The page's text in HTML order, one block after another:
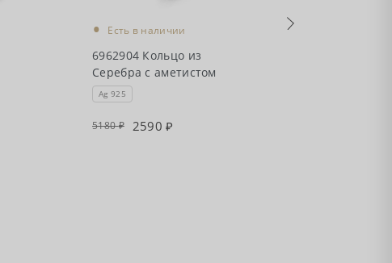
• Есть в наличии
6962904 Кольцо из
Серебра с аметистом
Ag 925
5180 2590